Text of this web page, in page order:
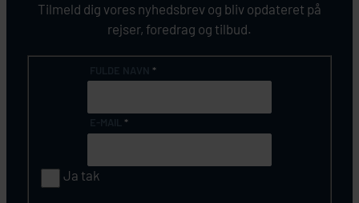
Tilmeld dig vores nyhedsbrev og bliv opdateret på
rejser, foredrag og tilbud.
*
*
Ja tak